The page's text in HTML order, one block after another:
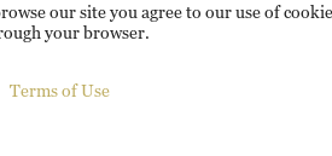
CGTN. 京ICP备20000184号
our site you agree to our use of
your browser.
Terms of Use